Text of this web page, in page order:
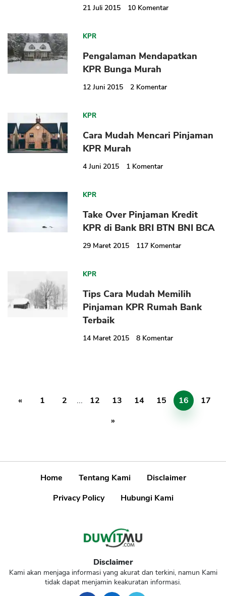
21 Juli 2015 10 Komentar
KPR
Pengalaman Mendapatkan
KPR Bunga Murah
12 Juni 2015 2 Komentar
KPR
Cara Mudah Mencari Pinjaman
KPR Murah
4 Juni 2015 1 Komentar
KPR
Take Over Pinjaman Kredit
KPR di Bank BRI BTN BNI BCA
29 Maret 2015 117 Komentar
KPR
Tips Cara Mudah Memilih
Pinjaman KPR Rumah Bank
Terbaik
14 Maret 2015 8 Komentar
« 1 2 ... 12 13 14 15 16
17
»
Home Tentang Kami
Disclaimer
Privacy Policy
Hubungi Kami
Disclaimer
Kami akan menjaga informasi yang akurat dan terkini, namun Kami
tidak dapat menjamin keakuratan informasi.